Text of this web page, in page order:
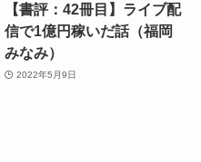
【書評：42冊目】ライブ配
信で1億円稼いだ話（福岡
みなみ）
2022年5月9日